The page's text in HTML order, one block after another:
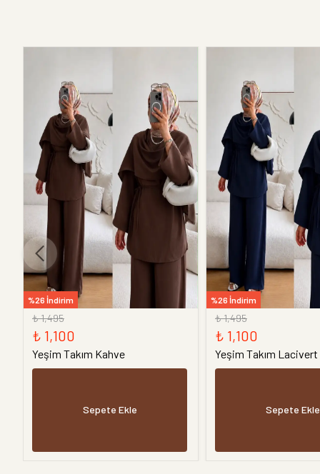
%26 İndirim
₺ 1,495
₺ 1,100
Yeşim Takım Kahve
Sepete Ekle
%26 İndirim
₺ 1,495
₺ 1,100
Yeşim Takım Lacivert
Sepete Ekle